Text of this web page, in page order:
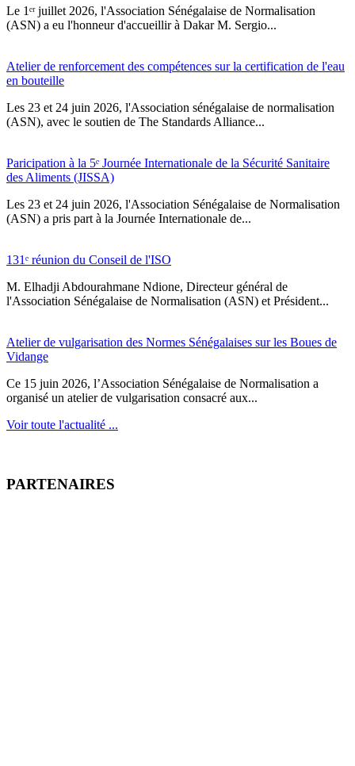
Le 1ᵉʳ juillet 2026, l'Association Sénégalaise de Normalisation
(ASN) a eu l'honneur d'accueillir à Dakar M. Sergio...
Atelier de renforcement des compétences sur la certification de l'eau
en bouteille
Les 23 et 24 juin 2026, l'Association sénégalaise de normalisation
(ASN), avec le soutien de The Standards Alliance...
Paricipation à la 5ᵉ Journée Internationale de la Sécurité Sanitaire
des Aliments (JISSA)
‎Les 23 et 24 juin 2026, l'Association Sénégalaise de Normalisation
(ASN) a pris part à la Journée Internationale de...
131ᵉ réunion du Conseil de l'ISO
M. Elhadji Abdourahmane Ndione, Directeur général de
l'Association Sénégalaise de Normalisation (ASN) et Président...
Atelier de vulgarisation des Normes Sénégalaises sur les Boues de
Vidange
Ce 15 juin 2026, l’Association Sénégalaise de Normalisation a
organisé un atelier de vulgarisation consacré aux...
Voir toute l'actualité ...
PARTENAIRES